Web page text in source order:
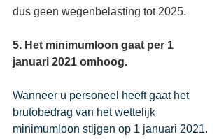
dus geen wegenbelasting tot 2025.
5. Het minimumloon gaat per 1
januari 2021 omhoog.
Wanneer u personeel heeft gaat het
brutobedrag van het wettelijk
minimumloon stijgen op 1 januari 2021.